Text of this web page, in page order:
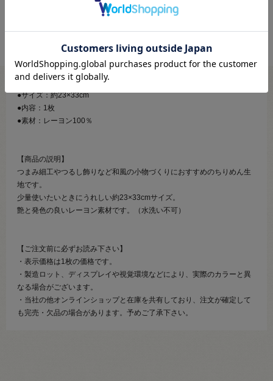
●サイズ：約23×33cm
●内容：1枚
●素材：レーヨン100％
【商品の説明】
つまみ細工やつるし飾りなど和風の小物づくりにおすすめのちりめん生
地です。
少量使いたいときにうれしい約23×33cmサイズ。
艶と発色の良いレーヨン素材です。（水洗い不可）
【ご注文前に必ずお読み下さい】
・表示価格は1枚の価格です。
・製造ロット、ディスプレイや視覚環境などにより、実際のカラーと異
なる場合がございます。
・当社の他オンラインショップと在庫を共有しており、注文が確定して
も完売・欠品の場合があります。予めご了承下さい。